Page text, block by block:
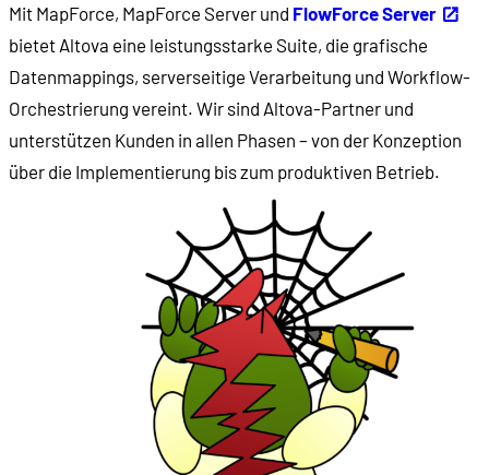
Mit MapForce, MapForce Server und FlowForce Server
bietet Altova eine leistungsstarke Suite, die grafische
Datenmappings, serverseitige Verarbeitung und Workflow-
Orchestrierung vereint. Wir sind Altova-Partner und
unterstützen Kunden in allen Phasen – von der Konzeption
über die Implementierung bis zum produktiven Betrieb.